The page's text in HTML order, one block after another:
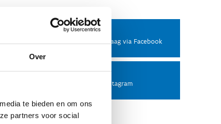
Over
te bieden en om ons
partners voor social
Facebook
Stel ons een vraag via Facebook
Instagram
Volg ons op Instagram